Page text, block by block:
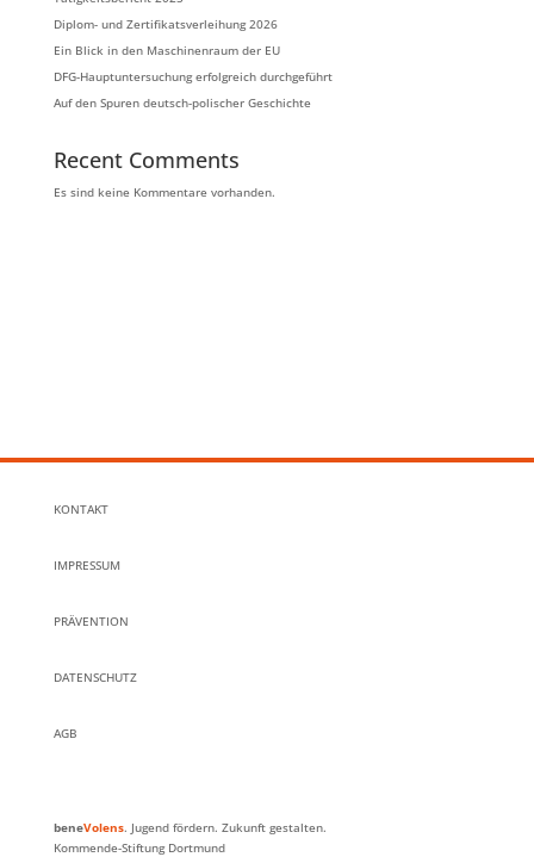
Diplom- und Zertifikatsverleihung 2026
Ein Blick in den Maschinenraum der EU
DFG-Hauptuntersuchung erfolgreich durchgeführt
Auf den Spuren deutsch-polischer Geschichte
Recent Comments
Es sind keine Kommentare vorhanden.
KONTAKT
IMPRESSUM
PRÄVENTION
DATENSCHUTZ
AGB
beneVolens. Jugend fördern. Zukunft gestalten.
Kommende-Stiftung Dortmund